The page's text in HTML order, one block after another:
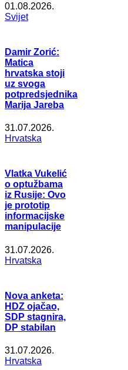
01.08.2026.
Svijet
Damir Zorić:
Matica
hrvatska stoji
uz svoga
potpredsjednika
Marija Jareba
31.07.2026.
Hrvatska
Vlatka Vukelić
o optužbama
iz Rusije: Ovo
je prototip
informacijske
manipulacije
31.07.2026.
Hrvatska
Nova anketa:
HDZ ojačao,
SDP stagnira,
DP stabilan
31.07.2026.
Hrvatska